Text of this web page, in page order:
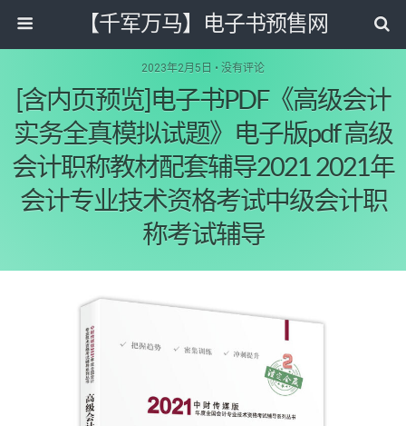
【千军万马】电子书预售网
2023年2月5日 • 没有评论
[含内页预览]电子书PDF《高级会计
实务全真模拟试题》电子版pdf 高级
会计职称教材配套辅导2021 2021年
会计专业技术资格考试中级会计职
称考试辅导